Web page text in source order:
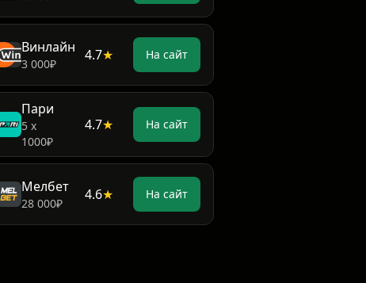
Винлайн
3 000₽
4.7★ На сайт
Пари
5 х
1000₽
4.7★ На сайт
Мелбет
28 000₽
4.6★ На сайт